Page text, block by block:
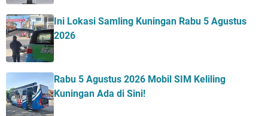
Ini Lokasi Samling Kuningan Rabu 5 Agustus
2026
Rabu 5 Agustus 2026 Mobil SIM Keliling
Kuningan Ada di Sini!